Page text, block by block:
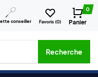
conseiller Favoris (0)
0
Panier
marques, etc.
Recherche